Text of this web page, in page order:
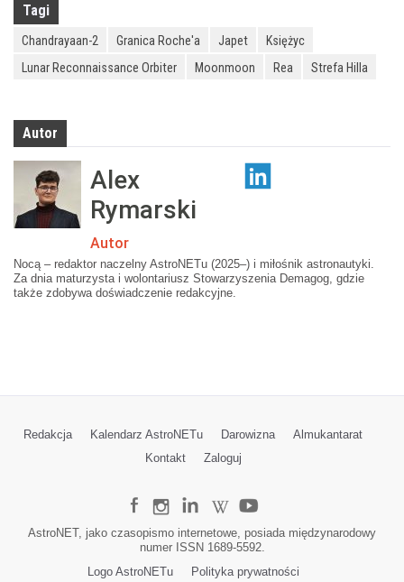
Tagi
Chandrayaan-2 Granica Roche'a Japet
Księżyc
Lunar Reconnaissance Orbiter
Moonmoon Rea Strefa Hilla
Autor
Alex
Rymarski
Autor
Nocą – redaktor naczelny AstroNETu (2025–) i miłośnik astronautyki.
Za dnia maturzysta i wolontariusz Stowarzyszenia Demagog, gdzie
także zdobywa doświadczenie redakcyjne.
Redakcja Kalendarz AstroNETu Darowizna
Almukantarat
Kontakt
Zaloguj
AstroNET, jako czasopismo internetowe, posiada międzynarodowy
numer ISSN 1689-5592.
Logo AstroNETu
Polityka prywatności